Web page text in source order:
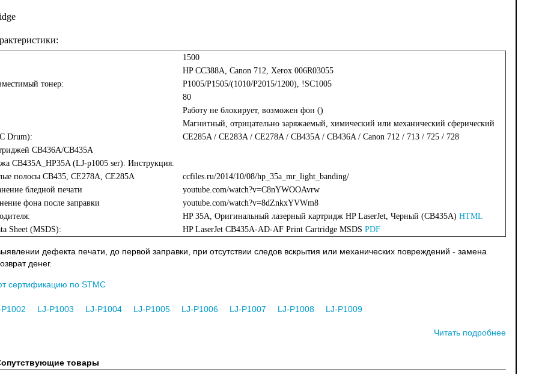
1500
HP CC388A, Canon 712, Xerox 006R03055
тонер:
P1005/P1505/(1010/P2015/1200), !SC1005
80
Работу не блокирует, возможен фон ()
Магнитный, отрицательно заряжаемый, химический или механический сферический
Drum):
CE285A / CE283A / CE278A / CB435A / CB436A / Canon 712 / 713 / 725 / 728
CB436A/CB435A
CB435A_HP35A (LJ-p1005 ser). Инструкция.
полосы CB435, CE278A, CE285A
ccfiles.ru/2014/10/08/hp_35a_mr_light_banding/
бледной печати
youtube.com/watch?v=C8nYWOOAvrw
фона после заправки
youtube.com/watch?v=8dZnkxYVWm8
HP 35A, Оригинальный лазерный картридж HP LaserJet, Черный (CB435A) HTML
Sheet (MSDS):
HP LaserJet CB435A-AD-AF Print Cartridge MSDS PDF
дефекта печати, до первой заправки, при отсутствии следов вскрытия или механических повреждений - замена
денег.
сертификацию по STMC
P1002 LJ-P1003 LJ-P1004 LJ-P1005 LJ-P1006 LJ-P1007 LJ-P1008 LJ-P1009
Читать подробнее
товары